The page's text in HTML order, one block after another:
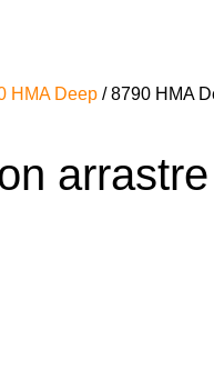
HMA Deep / 8790 HMA